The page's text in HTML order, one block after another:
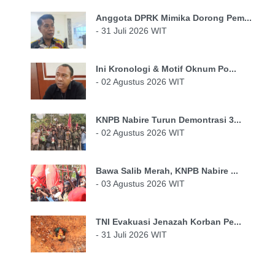
Anggota DPRK Mimika Dorong Pem...
- 31 Juli 2026 WIT
Ini Kronologi & Motif Oknum Po...
- 02 Agustus 2026 WIT
KNPB Nabire Turun Demontrasi 3...
- 02 Agustus 2026 WIT
Bawa Salib Merah, KNPB Nabire ...
- 03 Agustus 2026 WIT
TNI Evakuasi Jenazah Korban Pe...
- 31 Juli 2026 WIT